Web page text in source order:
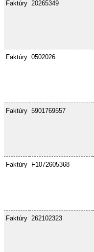
Faktúry 20265349
Faktúry 0502026
Faktúry 5901769557
Faktúry F1072605368
Faktúry 262102323